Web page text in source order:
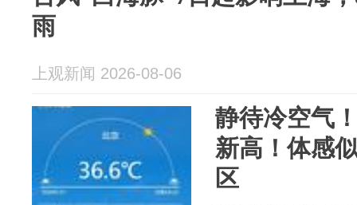
雨
上观新闻 2026-08-06
静待冷空气
新高！体感
区